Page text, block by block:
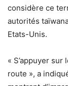
considère ce
autorités
Etats-Unis.
« S’appuyer sur
route », a